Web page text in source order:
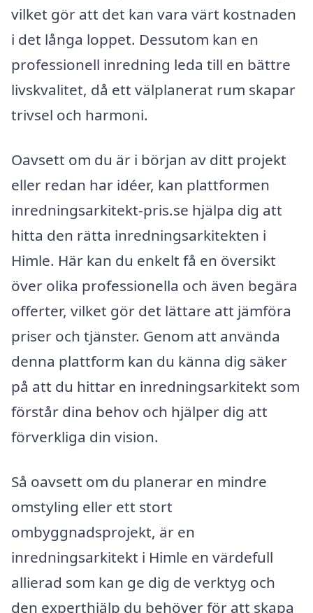
vilket gör att det kan vara värt kostnaden
i det långa loppet. Dessutom kan en
professionell inredning leda till en bättre
livskvalitet, då ett välplanerat rum skapar
trivsel och harmoni.
Oavsett om du är i början av ditt projekt
eller redan har idéer, kan plattformen
inredningsarkitekt-pris.se hjälpa dig att
hitta den rätta inredningsarkitekten i
Himle. Här kan du enkelt få en översikt
över olika professionella och även begära
offerter, vilket gör det lättare att jämföra
priser och tjänster. Genom att använda
denna plattform kan du känna dig säker
på att du hittar en inredningsarkitekt som
förstår dina behov och hjälper dig att
förverkliga din vision.
Så oavsett om du planerar en mindre
omstyling eller ett stort
ombyggnadsprojekt, är en
inredningsarkitekt i Himle en värdefull
allierad som kan ge dig de verktyg och
den experthjälp du behöver för att skapa